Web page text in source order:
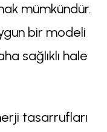
mümkündür.
bir modeli
sağlıklı hale
tasarrufları